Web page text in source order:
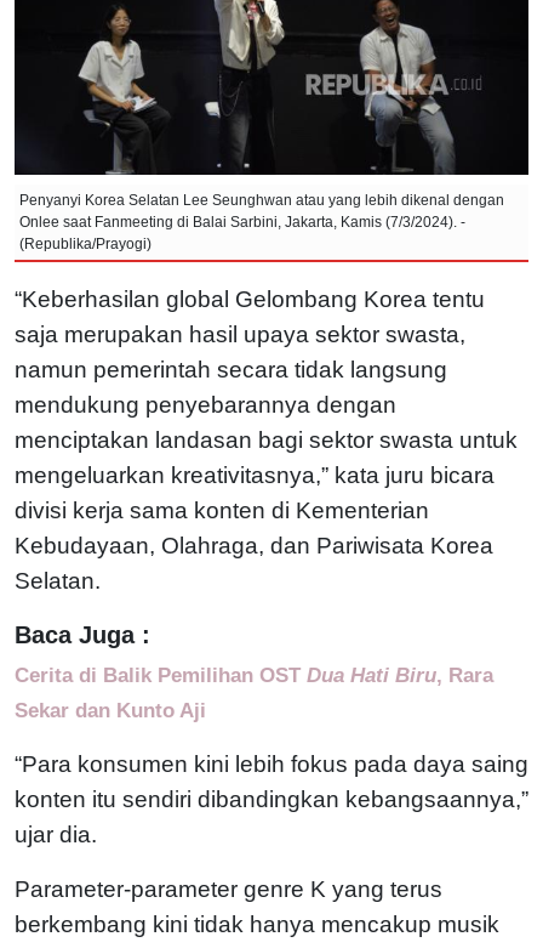
Penyanyi Korea Selatan Lee Seunghwan atau yang lebih dikenal dengan
Onlee saat Fanmeeting di Balai Sarbini, Jakarta, Kamis (7/3/2024). -
(Republika/Prayogi)
“Keberhasilan global Gelombang Korea tentu
saja merupakan hasil upaya sektor swasta,
namun pemerintah secara tidak langsung
mendukung penyebarannya dengan
menciptakan landasan bagi sektor swasta untuk
mengeluarkan kreativitasnya,” kata juru bicara
divisi kerja sama konten di Kementerian
Kebudayaan, Olahraga, dan Pariwisata Korea
Selatan.
Baca Juga :
Cerita di Balik Pemilihan OST Dua Hati Biru, Rara
Sekar dan Kunto Aji
“Para konsumen kini lebih fokus pada daya saing
konten itu sendiri dibandingkan kebangsaannya,”
ujar dia.
Parameter-parameter genre K yang terus
berkembang kini tidak hanya mencakup musik